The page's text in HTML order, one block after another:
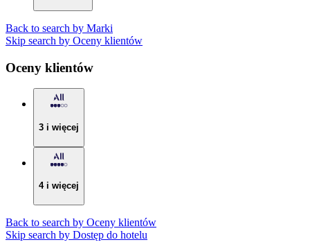
Back to search by Marki
Skip search by Oceny klientów
Oceny klientów
3 i więcej
4 i więcej
Back to search by Oceny klientów
Skip search by Dostęp do hotelu